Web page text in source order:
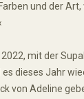
und der
mit der
es dieses Jahr
von Adeline